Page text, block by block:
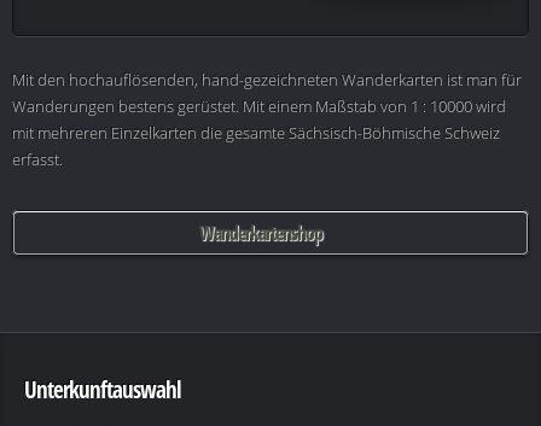
Mit den hochauflösenden, hand-gezeichneten Wanderkarten ist man für
Wanderungen bestens gerüstet. Mit einem Maßstab von 1 : 10000 wird
mit mehreren Einzelkarten die gesamte Sächsisch-Böhmische Schweiz
erfasst.
Wanderkartenshop
Unterkunftauswahl